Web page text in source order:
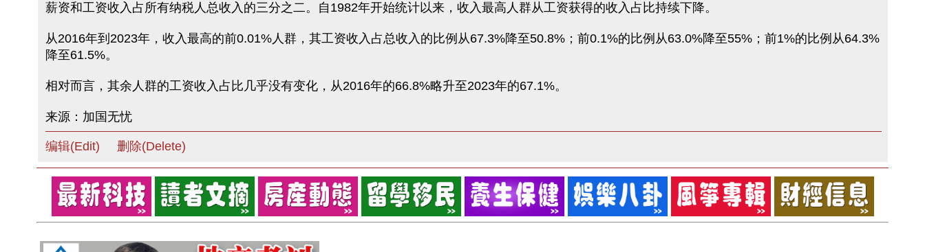
薪资和工资收入占所有纳税人总收入的三分之二。自1982年开始统计以来，收入最高人群从工资获得的收入占比持续下降。
从2016年到2023年，收入最高的前0.01%人群，其工资收入占总收入的比例从67.3%降至50.8%；前0.1%的比例从63.0%降至55%；前1%的比例从64.3%
降至61.5%。
相对而言，其余人群的工资收入占比几乎没有变化，从2016年的66.8%略升至2023年的67.1%。
来源：加国无忧
编辑(Edit) 删除(Delete)